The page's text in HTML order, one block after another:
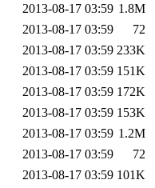
2013-08-17 03:59 1.8M
2013-08-17 03:59
72
2013-08-17 03:59 233K
2013-08-17 03:59 151K
2013-08-17 03:59 172K
2013-08-17 03:59 153K
2013-08-17 03:59 1.2M
2013-08-17 03:59
72
2013-08-17 03:59 101K